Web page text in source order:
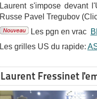
Laurent s'impose devant
Russe Pavel Tregubov
Les pgn en vrac
Les grilles US du rapide:
Laurent Fressinet